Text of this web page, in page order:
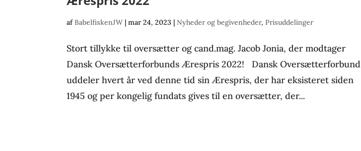
afBabelfiskenJW |mar 24, 2023 |Nyheder og begivenheder,Prisuddelinger
Stort tillykke til oversætter og cand.mag. Jacob Jonia, der modtager
Dansk Oversætterforbunds Ærespris 2022! Dansk Oversætterforbund
uddeler hvert år ved denne tid sin Ærespris, der har eksisteret siden
1945 og per kongelig fundats gives til en oversætter, der...